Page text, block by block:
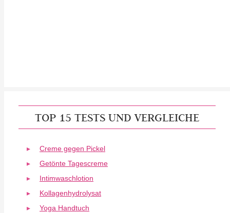
TOP 15 TESTS UND VERGLEICHE
Creme gegen Pickel
Getönte Tagescreme
Intimwaschlotion
Kollagenhydrolysat
Yoga Handtuch